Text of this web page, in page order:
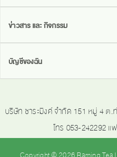
ข่าวสาร และ กิจกรรม
บัญชีของฉัน
บริษัท ชาระมิงค์ จำกัด 151 หมู่ 4 ต.
โทร 053-242292